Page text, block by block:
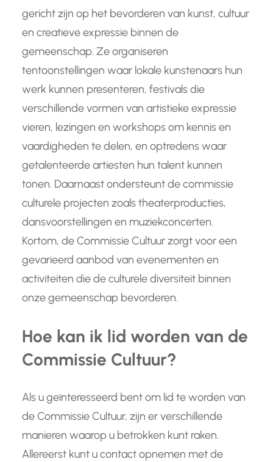
gericht zijn op het bevorderen van kunst, cultuur
en creatieve expressie binnen de
gemeenschap. Ze organiseren
tentoonstellingen waar lokale kunstenaars hun
werk kunnen presenteren, festivals die
verschillende vormen van artistieke expressie
vieren, lezingen en workshops om kennis en
vaardigheden te delen, en optredens waar
getalenteerde artiesten hun talent kunnen
tonen. Daarnaast ondersteunt de commissie
culturele projecten zoals theaterproducties,
dansvoorstellingen en muziekconcerten.
Kortom, de Commissie Cultuur zorgt voor een
gevarieerd aanbod van evenementen en
activiteiten die de culturele diversiteit binnen
onze gemeenschap bevorderen.
Hoe kan ik lid worden van de
Commissie Cultuur?
Als u geïnteresseerd bent om lid te worden van
de Commissie Cultuur, zijn er verschillende
manieren waarop u betrokken kunt raken.
Allereerst kunt u contact opnemen met de